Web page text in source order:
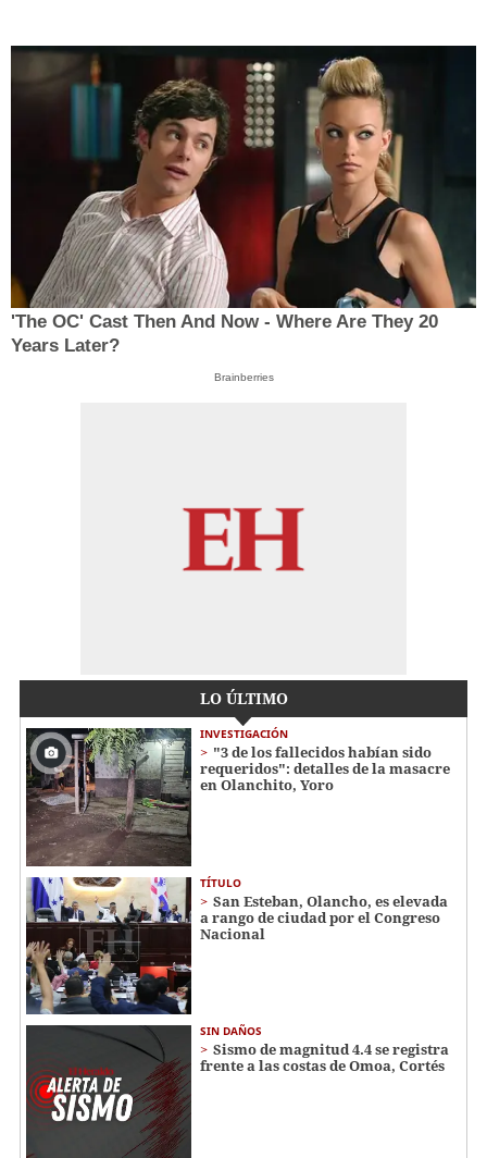
'The OC' Cast Then And Now - Where Are They 20
Years Later?
Brainberries
LO ÚLTIMO
INVESTIGACIÓN
"3 de los fallecidos habían sido
requeridos": detalles de la masacre
en Olanchito, Yoro
TÍTULO
San Esteban, Olancho, es elevada
a rango de ciudad por el Congreso
Nacional
SIN DAÑOS
Sismo de magnitud 4.4 se registra
frente a las costas de Omoa, Cortés